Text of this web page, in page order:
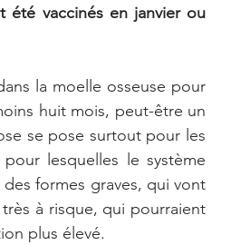
été vaccinés en janvier ou
la moelle osseuse pour
huit mois, peut-être un
se pose surtout pour les
lesquelles le système
formes graves, qui vont
à risque, qui pourraient
plus élevé.